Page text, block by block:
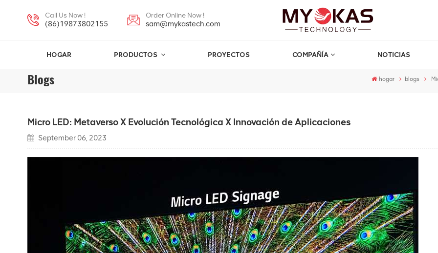
Call Us Now !
(86)19873802155
Order Online Now !
sam@mykastech.com
HOGAR PRODUCTOS PROYECTOS COMPAÑÍA NOTICIAS
Blogs hogar blogs
Micro LED: Metaverso X Evolución Tecnológica X Innovación de Aplicaciones
September 06, 2023